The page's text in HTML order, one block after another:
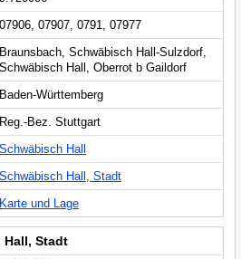
07906, 07907, 0791, 07977
Braunsbach, Schwäbisch Hall-Sulzdorf,
Schwäbisch Hall, Oberrot b Gaildorf
Baden-Württemberg
Reg.-Bez. Stuttgart
Schwäbisch Hall
Schwäbisch Hall, Stadt
Karte und Lage
Hall, Stadt